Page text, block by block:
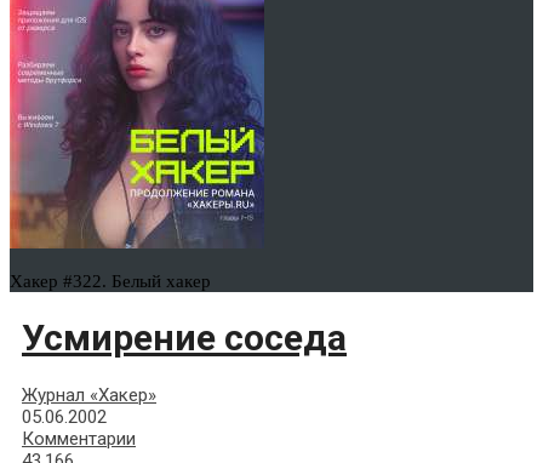
Хакер #322. Белый хакер
Усмирение соседа
Журнал «Хакер»
05.06.2002
Комментарии